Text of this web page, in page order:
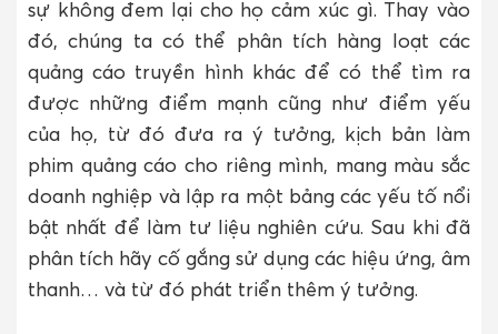
sự không đem lại cho họ cảm xúc gì. Thay vào
đó, chúng ta có thể phân tích hàng loạt các
quảng cáo truyền hình khác để có thể tìm ra
được những điểm mạnh cũng như điểm yếu
của họ, từ đó đưa ra ý tưởng, kịch bản làm
phim quảng cáo cho riêng mình, mang màu sắc
doanh nghiệp và lập ra một bảng các yếu tố nổi
bật nhất để làm tư liệu nghiên cứu. Sau khi đã
phân tích hãy cố gắng sử dụng các hiệu ứng, âm
thanh… và từ đó phát triển thêm ý tưởng.